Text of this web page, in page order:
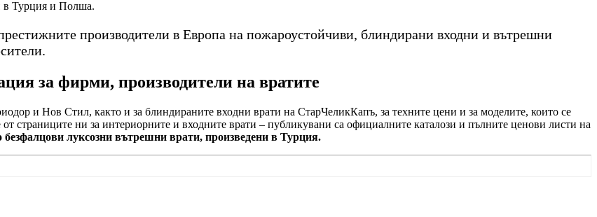
в Турция и Полша.
производители в Европа на пожароустойчиви, блиндирани входни и вътрешни
за фирми, производители на вратите
и Нов Стил, както и за блиндираните входни врати на СтарЧеликКапъ, за техните цени и за моделите, които се
страниците ни за интериорните и входните врати – публикувани са официалните каталози и пълните ценови листи на
луксозни вътрешни врати, произведени в Турция.